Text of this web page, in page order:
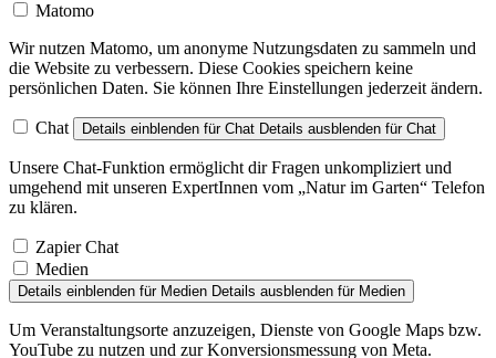
die Website zu verbessern. Diese Cookies speichern keine
persönlichen Daten. Sie können Ihre Einstellungen jederzeit ändern.
Unsere Chat-Funktion ermöglicht dir Fragen unkompliziert und
umgehend mit unseren ExpertInnen vom „Natur im Garten“ Telefon
zu klären.
Medien
Details einblenden
Um Veranstaltungsorte anzuzeigen, Dienste von Google Maps bzw.
YouTube zu nutzen und zur Konversionsmessung von Meta.